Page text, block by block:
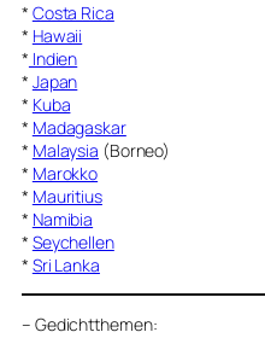
* Costa Rica
* Hawaii
* Indien
* Japan
* Kuba
* Madagaskar
* Malaysia (Borneo)
* Marokko
* Mauritius
* Namibia
* Seychellen
* Sri Lanka
– Gedichtthemen: